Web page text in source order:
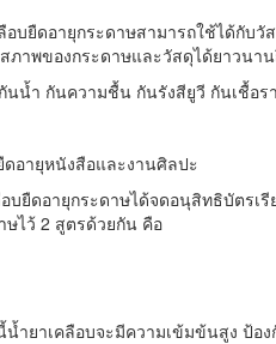
อบยืดอายุกระดาษสามารถใช้ได้กับ
ภาพของกระดาษและวัสดุได้ยาวนา
ำ กันความชื้น กันรังสียูวี กันเชื้อร
อายุหนังสือและงานศิลปะ
บยืดอายุกระดาษได้จดอนุสิทธิบัตร
ษไว้ 2 สูตรด้วยกัน คือ
ำยาเคลือบจะมีความเข้มข้นสูง ป้